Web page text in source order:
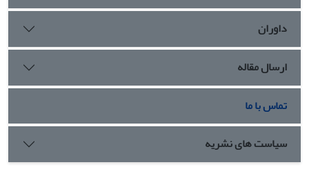
داوران
ارسال مقاله
تماس با ما
سیاست های نشریه